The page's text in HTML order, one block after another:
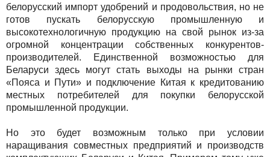
белорусский импорт удобрений и продовольствия, но не
готов пускать белорусскую промышленную и
высокотехнологичную продукцию на свой рынок из-за
огромной концентрации собственных конкурентов-
производителей. Единственной возможностью для
Беларуси здесь могут стать выходы на рынки стран
«Пояса и Пути» и подключение Китая к кредитованию
местных потребителей для покупки белорусской
промышленной продукции.
Но это будет возможным только при условии
наращивания совместных предприятий и производств